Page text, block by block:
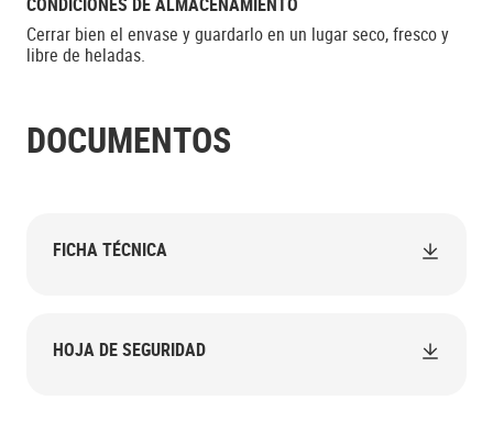
Cerrar bien el envase y guardarlo en un lugar seco, fresco y
libre de heladas.
DOCUMENTOS
FICHA TÉCNICA
HOJA DE SEGURIDAD